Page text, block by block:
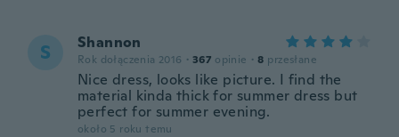
S Shannon
Rok dołączenia 2016 · 367 opinie · 8 przesłane
Nice dress, looks like picture. I find the
material kinda thick for summer dress but
perfect for summer evening.
około 5 roku temu